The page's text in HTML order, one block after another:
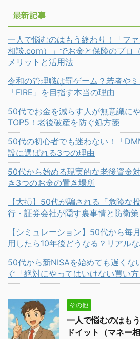
最新記事
一人で悩むのはもう終わり！「フ
相談.com）」でお金と保険のプロ
メリットと活用法
令和の管理職は罰ゲーム？若者や
「FIRE」を目指す本当の理由
50代でお金を減らす人が無意識に
TOP5！老後破産を防ぐ処方箋
50代の初心者でも迷わない！「
設に選ばれる3つの理由
50代から始める現実的な老後資金
き3つのお金の置き場所
【大損】50代が騙される「危険な
行・証券会社が隠す裏事情と防衛策
【シミュレーション】50代から毎
用したら10年後どうなる？リアル
50代から新NISAを始めても遅くな
ぐ「絶対にやってはいけない買い方
その他
一人で悩むのはも
ドイット（マネー